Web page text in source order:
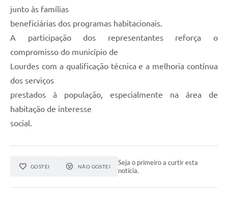
junto às famílias
beneficiárias dos programas habitacionais.
A participação dos representantes reforça o
compromisso do município de
Lourdes com a qualificação técnica e a melhoria contínua
dos serviços
prestados à população, especialmente na área de
habitação de interesse
social.
GOSTEI NÃO GOSTEI
Seja o primeiro a curtir esta
notícia.